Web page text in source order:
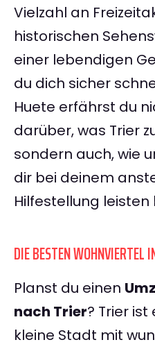
Vielzahl an
historischen
einer lebendigen
du dich sicher
Huete erfährst du
darüber, was Trier
sondern auch, wie
dir bei deinem
Hilfestellung leisten
DIE BESTEN WOHNVIERTEL
Planst du einen
nach Trier? Trier
kleine Stadt mit